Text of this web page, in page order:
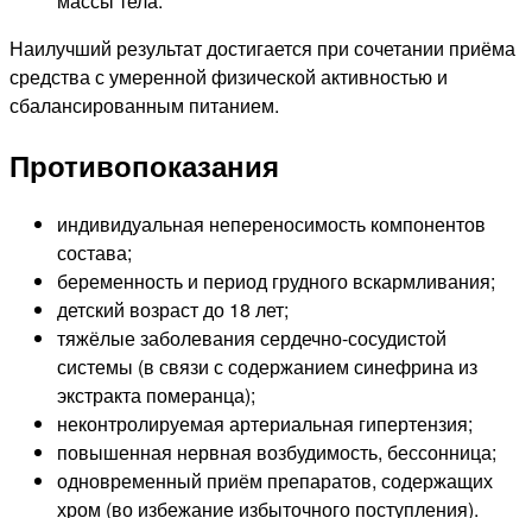
Наилучший результат достигается при сочетании приёма
средства с умеренной физической активностью и
сбалансированным питанием.
Противопоказания
индивидуальная непереносимость компонентов
состава;
беременность и период грудного вскармливания;
детский возраст до 18 лет;
тяжёлые заболевания сердечно-сосудистой
системы (в связи с содержанием синефрина из
экстракта померанца);
неконтролируемая артериальная гипертензия;
повышенная нервная возбудимость, бессонница;
одновременный приём препаратов, содержащих
хром (во избежание избыточного поступления).